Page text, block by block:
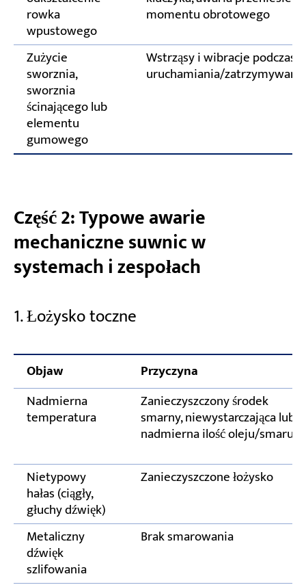
rowka
wpustowego
momentu obrotowego
Zużycie
sworznia,
sworznia
ścinającego lub
elementu
gumowego
Wstrząsy i wibracje podczas
uruchamiania/zatrzymywania
Część 2: Typowe awarie
mechaniczne suwnic w
systemach i zespołach
1. Łożysko toczne
Objaw
Przyczyna
Nadmierna
temperatura
Zanieczyszczony środek
smarny, niewystarczająca lub
nadmierna ilość oleju/smaru
Nietypowy
hałas (ciągły,
głuchy dźwięk)
Zanieczyszczone łożysko
Metaliczny
dźwięk
szlifowania
Brak smarowania